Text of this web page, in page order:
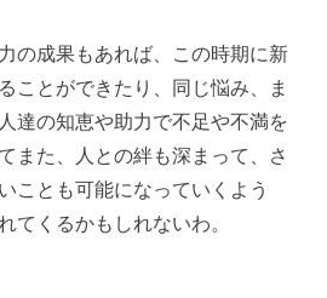
の成果もあれば、この時期に新
ことができたり、同じ悩み、ま
達の知恵や助力で不足や不満を
また、人との絆も深まって、さ
ことも可能になっていくよう
てくるかもしれないわ。